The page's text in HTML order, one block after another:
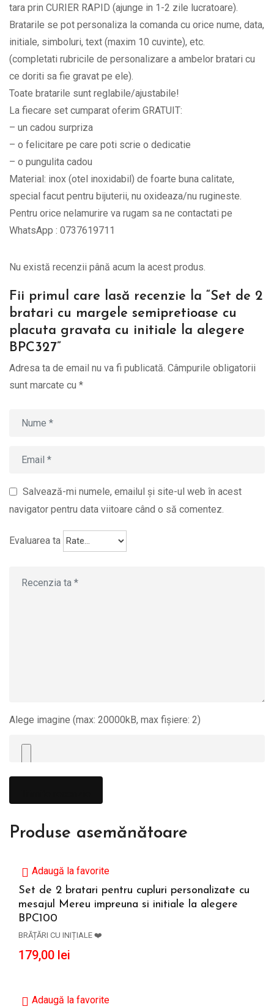
placuta
gravata
cu
initiale
la
alegere
BPC327
quantity
tara prin CURIER RAPID (ajunge in 1-2 zile lucratoare).
Bratarile se pot personaliza la comanda cu orice nume, data,
initiale, simboluri, text (maxim 10 cuvinte), etc.
(completati rubricile de personalizare a ambelor bratari cu
ce doriti sa fie gravat pe ele).
Toate bratarile sunt reglabile/ajustabile!
La fiecare set cumparat oferim GRATUIT:
– un cadou surpriza
– o felicitare pe care poti scrie o dedicatie
– o pungulita cadou
Material: inox (otel inoxidabil) de foarte buna calitate,
special facut pentru bijuterii, nu oxideaza/nu rugineste.
Pentru orice nelamurire va rugam sa ne contactati pe
WhatsApp : 0737619711
Nu există recenzii până acum la acest produs.
Fii primul care lasă recenzie la “Set de 2
bratari cu margele semipretioase cu
placuta gravata cu initiale la alegere
BPC327”
Adresa ta de email nu va fi publicată. Câmpurile obligatorii
sunt marcate cu *
Salvează-mi numele, emailul și site-ul web în acest
navigator pentru data viitoare când o să comentez.
Evaluarea ta
Alege imagine (max: 20000kB, max fișiere: 2)
Produse asemănătoare
Adaugă la favorite
Set de 2 bratari pentru cupluri personalizate cu
mesajul Mereu impreuna si initiale la alegere
BPC100
BRĂȚĂRI CU INIȚIALE ❤️
179,00 lei
Adaugă la favorite